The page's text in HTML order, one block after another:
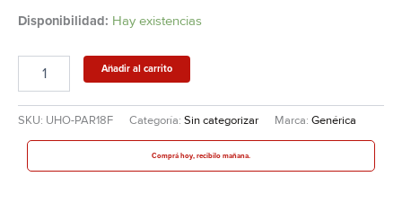
Disponibilidad: Hay existencias
Añadir al carrito
SKU: UHO-PAR18F Categoría: Sin categorizar Marca: Genérica
Comprá hoy, recibilo mañana.